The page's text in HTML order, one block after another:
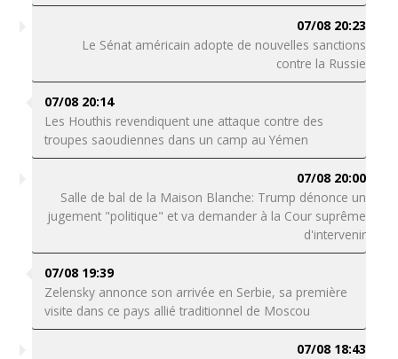
07/08 20:23
Le Sénat américain adopte de nouvelles sanctions
contre la Russie
07/08 20:14
Les Houthis revendiquent une attaque contre des
troupes saoudiennes dans un camp au Yémen
07/08 20:00
Salle de bal de la Maison Blanche: Trump dénonce un
jugement "politique" et va demander à la Cour suprême
d'intervenir
07/08 19:39
Zelensky annonce son arrivée en Serbie, sa première
visite dans ce pays allié traditionnel de Moscou
07/08 18:43